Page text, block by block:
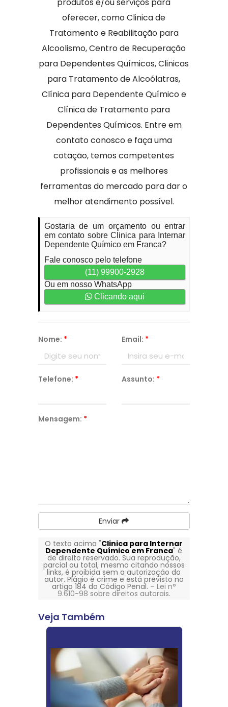
oferecer, como Clinica de
Tratamento e Reabilitação para
Alcoolismo, Centro de Recuperação
para Dependentes Químicos, Clinicas
para Tratamento de Alcoólatras,
Clínica para Dependente Químico e
Clínica de Tratamento para
Dependentes Químicos. Entre em
contato conosco e faça uma
cotação, temos competentes
profissionais e as melhores
ferramentas do mercado para dar o
melhor atendimento possível.
Gostaria de um orçamento ou entrar
em contato sobre Clinica para Internar
Dependente Químico em Franca?
Fale conosco pelo telefone
(11) 99900-2928
Ou em nosso WhatsApp
Clicando aqui
Nome: * Email: *
Telefone: * Assunto: *
Mensagem: *
Enviar
O texto acima "Clinica para Internar
Dependente Químico em Franca" é
de direito reservado. Sua reprodução,
parcial ou total, mesmo citando nossos
links, é proibida sem a autorização do
autor. Plágio é crime e está previsto no
artigo 184 do Código Penal. – Lei n°
9.610-98 sobre direitos autorais.
Veja Também